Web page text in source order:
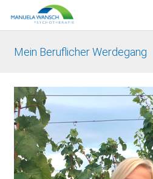
Mein Beruflicher Werdegang